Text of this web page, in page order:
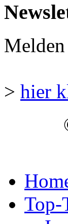
> hier
Top-